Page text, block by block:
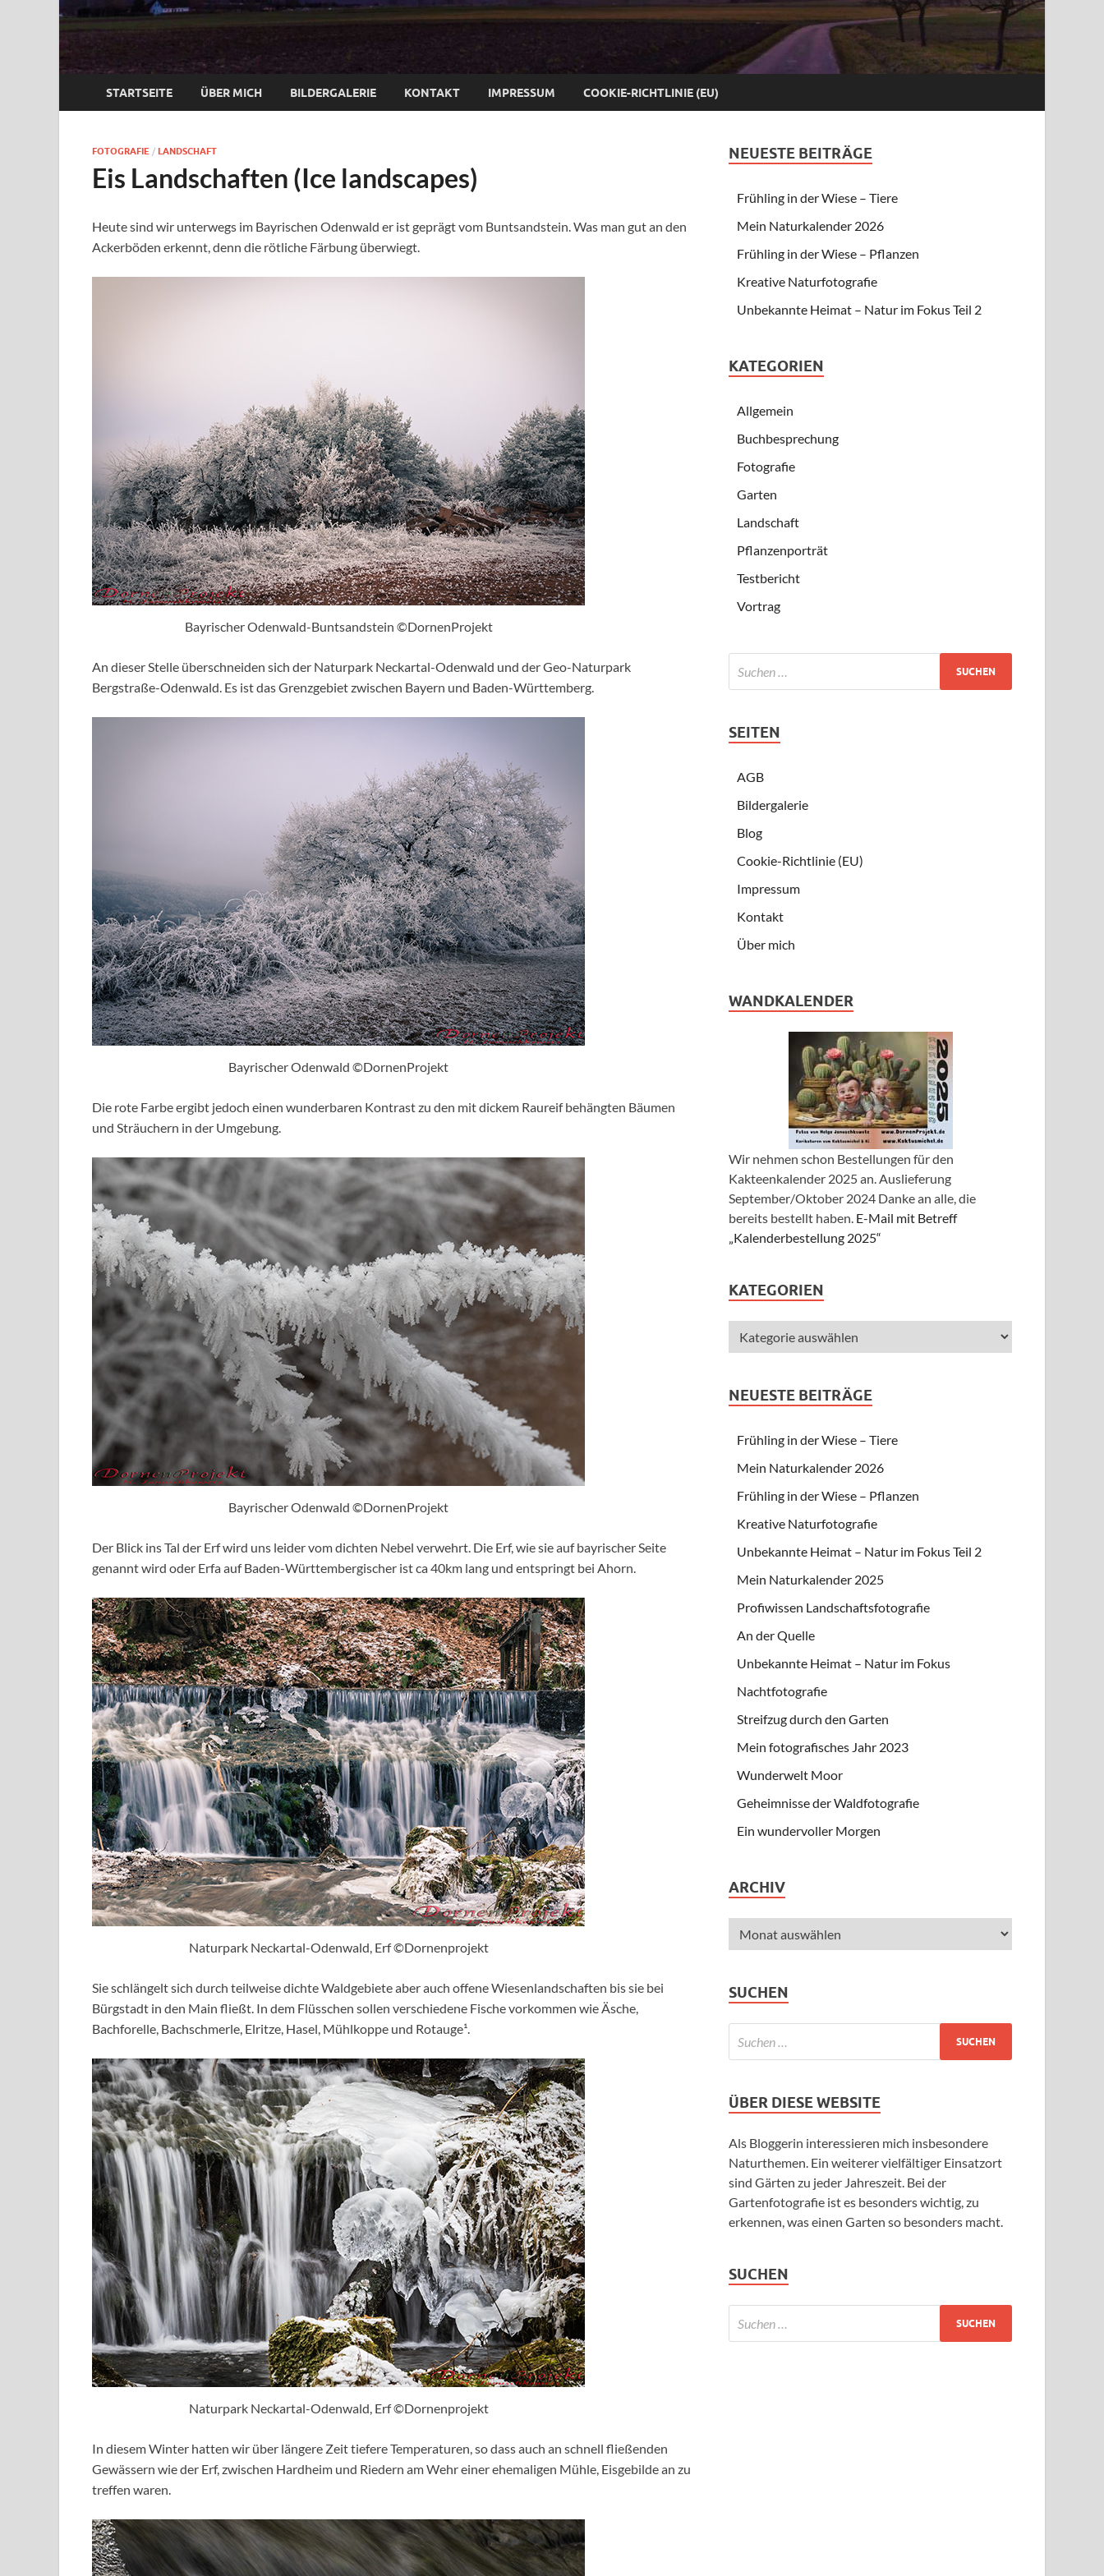
STARTSEITE ÜBER MICH BILDERGALERIE KONTAKT IMPRESSUM COOKIE-RICHTLINIE (EU)
FOTOGRAFIE / LANDSCHAFT
Eis Landschaften (Ice landscapes)
Heute sind wir unterwegs im Bayrischen Odenwald er ist geprägt vom Buntsandstein. Was man gut an den
Ackerböden erkennt, denn die rötliche Färbung überwiegt.
Bayrischer Odenwald-Buntsandstein ©DornenProjekt
An dieser Stelle überschneiden sich der Naturpark Neckartal-Odenwald und der Geo-Naturpark
Bergstraße-Odenwald. Es ist das Grenzgebiet zwischen Bayern und Baden-Württemberg.
Bayrischer Odenwald ©DornenProjekt
Die rote Farbe ergibt jedoch einen wunderbaren Kontrast zu den mit dickem Raureif behängten Bäumen
und Sträuchern in der Umgebung.
Bayrischer Odenwald ©DornenProjekt
Der Blick ins Tal der Erf wird uns leider vom dichten Nebel verwehrt. Die Erf, wie sie auf bayrischer Seite
genannt wird oder Erfa auf Baden-Württembergischer ist ca 40km lang und entspringt bei Ahorn.
Naturpark Neckartal-Odenwald, Erf ©Dornenprojekt
Sie schlängelt sich durch teilweise dichte Waldgebiete aber auch offene Wiesenlandschaften bis sie bei
Bürgstadt in den Main fließt. In dem Flüsschen sollen verschiedene Fische vorkommen wie Äsche,
Bachforelle, Bachschmerle, Elritze, Hasel, Mühlkoppe und Rotauge¹.
Naturpark Neckartal-Odenwald, Erf ©Dornenprojekt
In diesem Winter hatten wir über längere Zeit tiefere Temperaturen, so dass auch an schnell fließenden
Gewässern wie der Erf, zwischen Hardheim und Riedern am Wehr einer ehemaligen Mühle, Eisgebilde an zu
treffen waren.
NEUESTE BEITRÄGE
Frühling in der Wiese – Tiere
Mein Naturkalender 2026
Frühling in der Wiese – Pflanzen
Kreative Naturfotografie
Unbekannte Heimat – Natur im Fokus Teil 2
KATEGORIEN
Allgemein
Buchbesprechung
Fotografie
Garten
Landschaft
Pflanzenporträt
Testbericht
Vortrag
SEITEN
AGB
Bildergalerie
Blog
Cookie-Richtlinie (EU)
Impressum
Kontakt
Über mich
WANDKALENDER
Wir nehmen schon Bestellungen für den
Kakteenkalender 2025 an. Auslieferung
September/Oktober 2024 Danke an alle, die
bereits bestellt haben. E-Mail mit Betreff
„Kalenderbestellung 2025“
KATEGORIEN
NEUESTE BEITRÄGE
Frühling in der Wiese – Tiere
Mein Naturkalender 2026
Frühling in der Wiese – Pflanzen
Kreative Naturfotografie
Unbekannte Heimat – Natur im Fokus Teil 2
Mein Naturkalender 2025
Profiwissen Landschaftsfotografie
An der Quelle
Unbekannte Heimat – Natur im Fokus
Nachtfotografie
Streifzug durch den Garten
Mein fotografisches Jahr 2023
Wunderwelt Moor
Geheimnisse der Waldfotografie
Ein wundervoller Morgen
ARCHIV
SUCHEN
ÜBER DIESE WEBSITE
Als Bloggerin interessieren mich insbesondere
Naturthemen. Ein weiterer vielfältiger Einsatzort
sind Gärten zu jeder Jahreszeit. Bei der
Gartenfotografie ist es besonders wichtig, zu
erkennen, was einen Garten so besonders macht.
SUCHEN